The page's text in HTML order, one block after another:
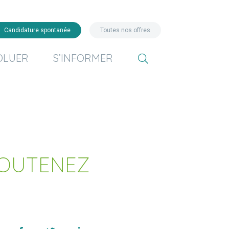
Candidature spontanée Toutes nos offres
S’INFORMER